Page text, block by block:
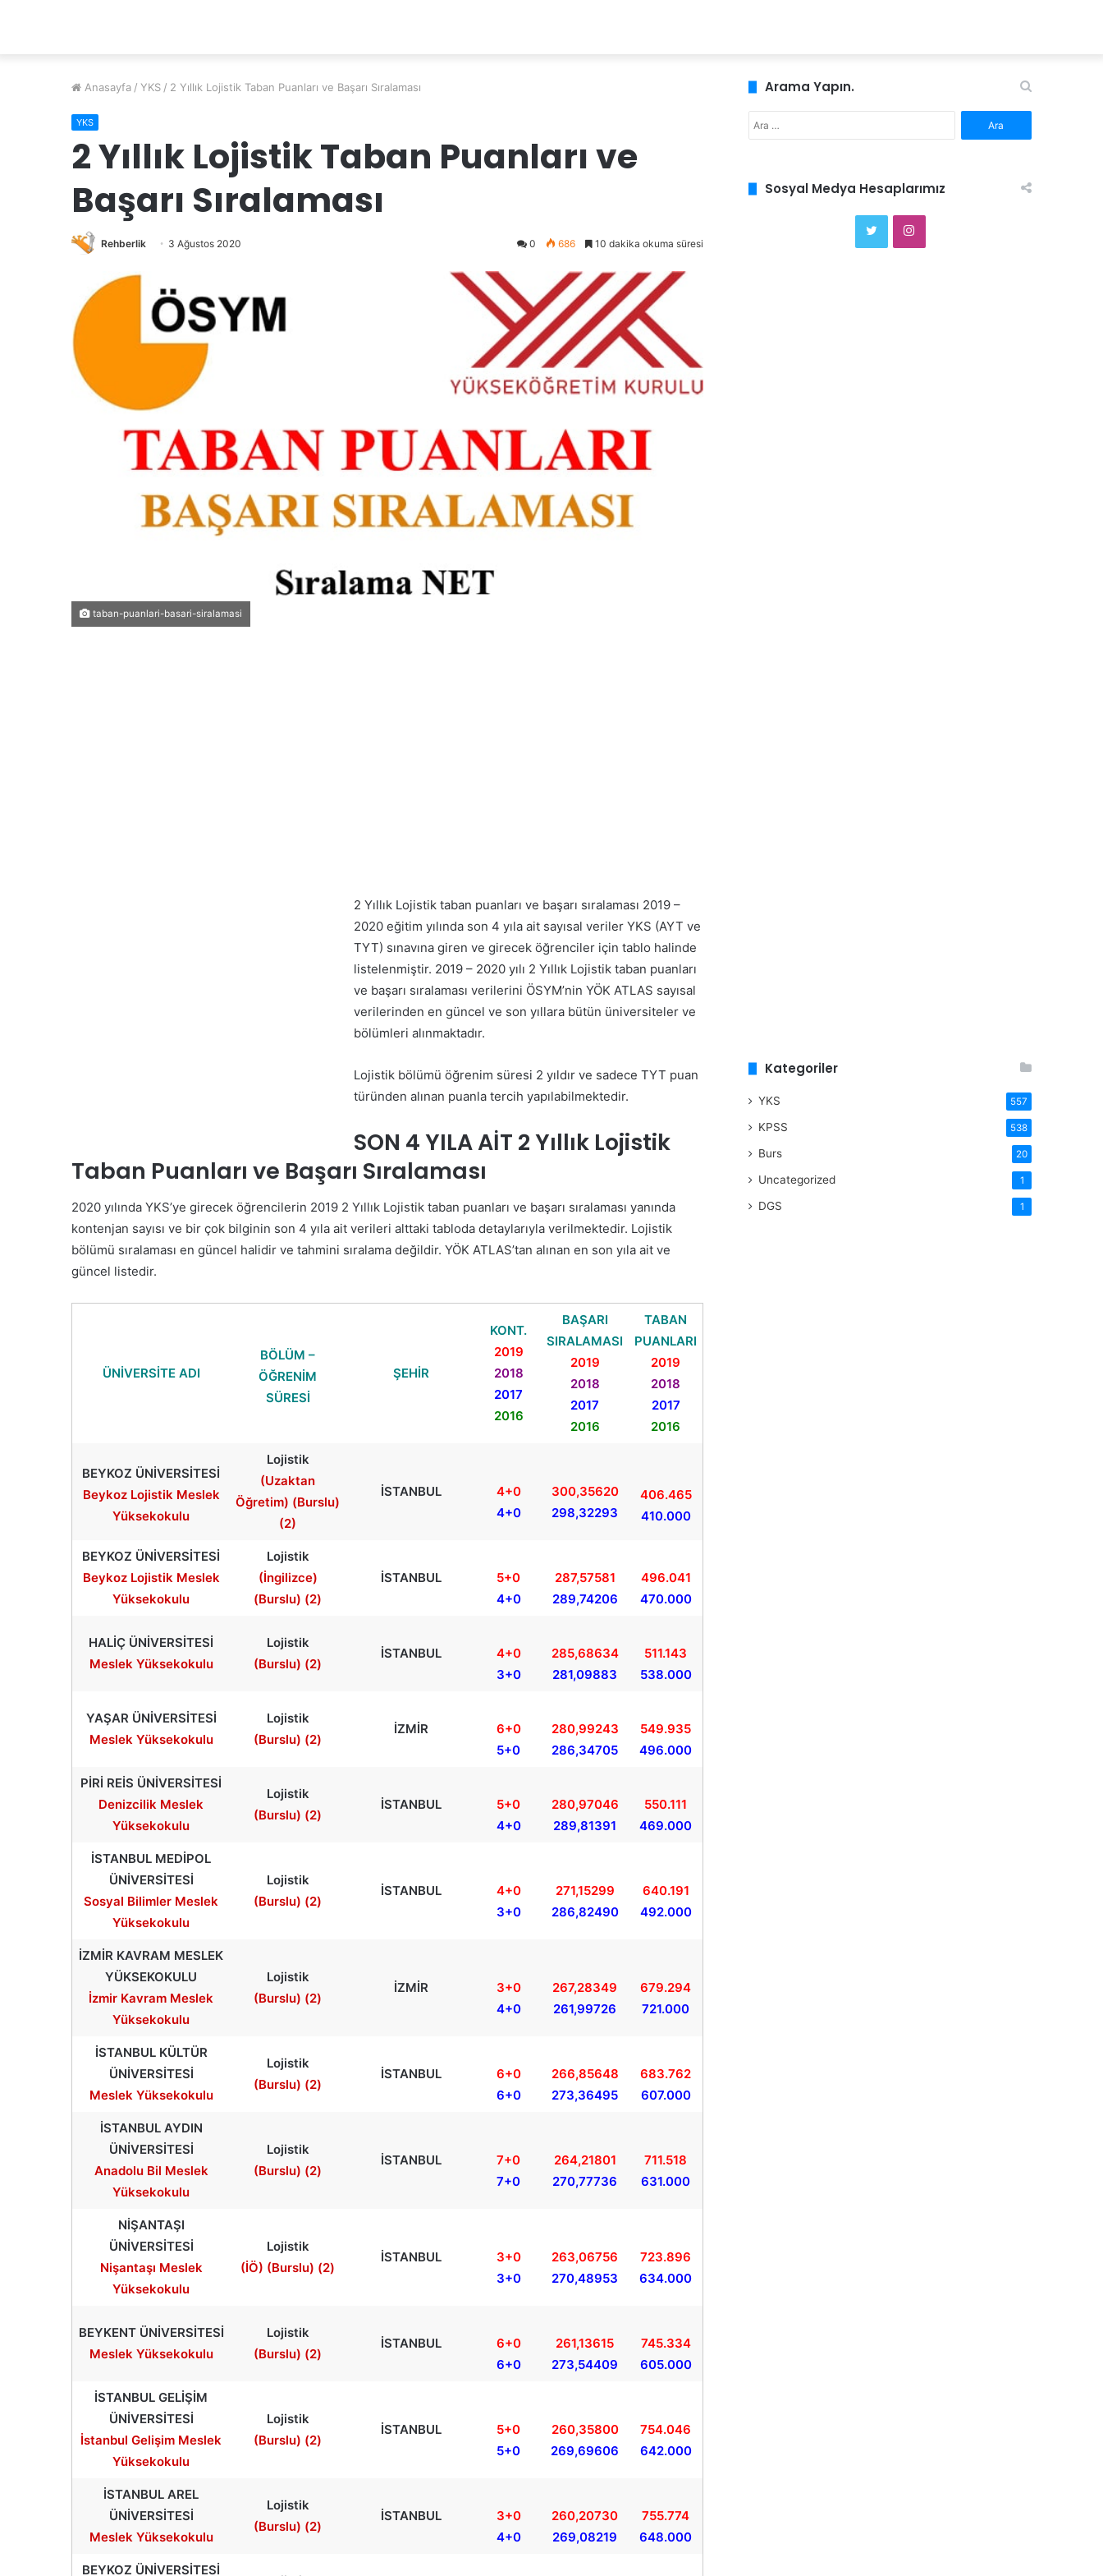
Anasayfa / YKS / 2 Yıllık Lojistik Taban Puanları ve Başarı Sıralaması
YKS
2 Yıllık Lojistik Taban Puanları ve
Başarı Sıralaması
Rehberlik 3 Ağustos 2020 0 686 10 dakika okuma süresi
taban-puanlari-basari-siralamasi
2 Yıllık Lojistik taban puanları ve başarı sıralaması 2019 –
2020 eğitim yılında son 4 yıla ait sayısal veriler YKS (AYT ve
TYT) sınavına giren ve girecek öğrenciler için tablo halinde
listelenmiştir. 2019 – 2020 yılı 2 Yıllık Lojistik taban puanları
ve başarı sıralaması verilerini ÖSYM’nin YÖK ATLAS sayısal
verilerinden en güncel ve son yıllara bütün üniversiteler ve
bölümleri alınmaktadır.
Lojistik bölümü öğrenim süresi 2 yıldır ve sadece TYT puan
türünden alınan puanla tercih yapılabilmektedir.
SON 4 YILA AİT 2 Yıllık Lojistik
Taban Puanları ve Başarı Sıralaması
2020 yılında YKS’ye girecek öğrencilerin 2019 2 Yıllık Lojistik taban puanları ve başarı sıralaması yanında
kontenjan sayısı ve bir çok bilginin son 4 yıla ait verileri alttaki tabloda detaylarıyla verilmektedir. Lojistik
bölümü sıralaması en güncel halidir ve tahmini sıralama değildir. YÖK ATLAS’tan alınan en son yıla ait ve
güncel listedir.
ÜNİVERSİTE ADI
BÖLÜM –
ÖĞRENİM
SÜRESİ
ŞEHİR
KONT.
2019
2018
2017
2016
BAŞARI
SIRALAMASI
2019
2018
2017
2016
TABAN
PUANLARI
2019
2018
2017
2016
BEYKOZ ÜNİVERSİTESİ
Beykoz Lojistik Meslek
Yüksekokulu
Lojistik
(Uzaktan
Öğretim) (Burslu)
(2)
İSTANBUL
4+0
4+0
300,35620
298,32293
406.465
410.000
BEYKOZ ÜNİVERSİTESİ
Beykoz Lojistik Meslek
Yüksekokulu
Lojistik
(İngilizce)
(Burslu) (2)
İSTANBUL
5+0
4+0
287,57581
289,74206
496.041
470.000
HALİÇ ÜNİVERSİTESİ
Meslek Yüksekokulu
Lojistik
(Burslu) (2)
İSTANBUL
4+0
3+0
285,68634
281,09883
511.143
538.000
YAŞAR ÜNİVERSİTESİ
Meslek Yüksekokulu
Lojistik
(Burslu) (2)
İZMİR
6+0
5+0
280,99243
286,34705
549.935
496.000
PİRİ REİS ÜNİVERSİTESİ
Denizcilik Meslek
Yüksekokulu
Lojistik
(Burslu) (2)
İSTANBUL
5+0
4+0
280,97046
289,81391
550.111
469.000
İSTANBUL MEDİPOL
ÜNİVERSİTESİ
Sosyal Bilimler Meslek
Yüksekokulu
Lojistik
(Burslu) (2)
İSTANBUL
4+0
3+0
271,15299
286,82490
640.191
492.000
İZMİR KAVRAM MESLEK
YÜKSEKOKULU
İzmir Kavram Meslek
Yüksekokulu
Lojistik
(Burslu) (2)
İZMİR
3+0
4+0
267,28349
261,99726
679.294
721.000
İSTANBUL KÜLTÜR
ÜNİVERSİTESİ
Meslek Yüksekokulu
Lojistik
(Burslu) (2)
İSTANBUL
6+0
6+0
266,85648
273,36495
683.762
607.000
İSTANBUL AYDIN
ÜNİVERSİTESİ
Anadolu Bil Meslek
Yüksekokulu
Lojistik
(Burslu) (2)
İSTANBUL
7+0
7+0
264,21801
270,77736
711.518
631.000
NİŞANTAŞI
ÜNİVERSİTESİ
Nişantaşı Meslek
Yüksekokulu
Lojistik
(İÖ) (Burslu) (2)
İSTANBUL
3+0
3+0
263,06756
270,48953
723.896
634.000
BEYKENT ÜNİVERSİTESİ
Meslek Yüksekokulu
Lojistik
(Burslu) (2)
İSTANBUL
6+0
6+0
261,13615
273,54409
745.334
605.000
İSTANBUL GELİŞİM
ÜNİVERSİTESİ
İstanbul Gelişim Meslek
Yüksekokulu
Lojistik
(Burslu) (2)
İSTANBUL
5+0
5+0
260,35800
269,69606
754.046
642.000
İSTANBUL AREL
ÜNİVERSİTESİ
Meslek Yüksekokulu
Lojistik
(Burslu) (2)
İSTANBUL
3+0
4+0
260,20730
269,08219
755.774
648.000
BEYKOZ ÜNİVERSİTESİ
Arama Yapın.
Sosyal Medya Hesaplarımız
TwitterInstagram
Kategoriler
YKS 557
KPSS 538
Burs 20
Uncategorized 1
DGS 1